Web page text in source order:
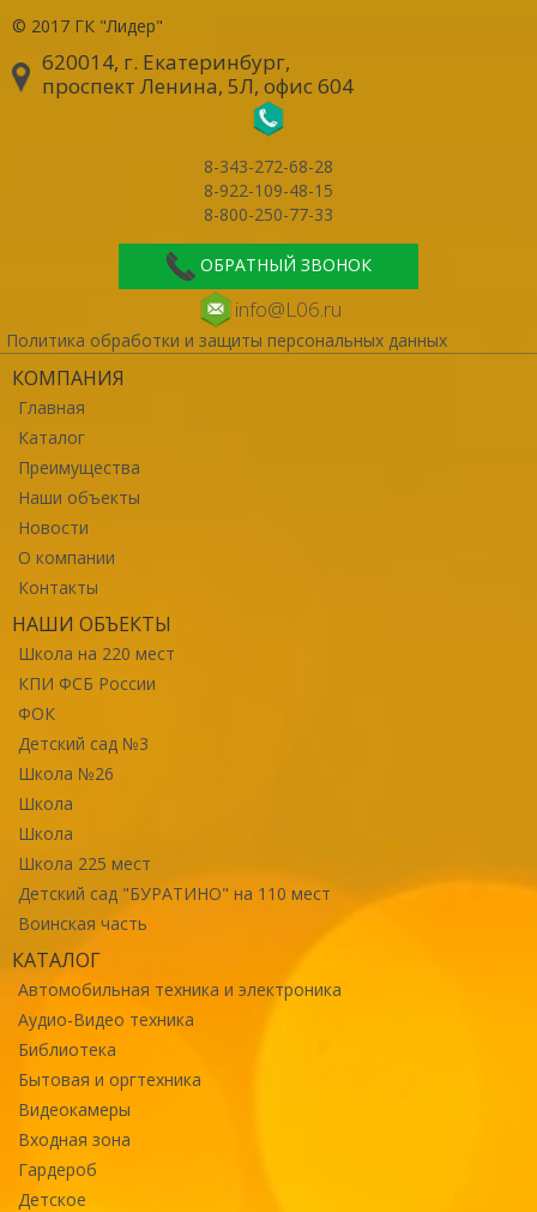
© 2017 ГК "Лидер"
620014, г. Екатеринбург,
проспект Ленина, 5Л, офис 604
8-343-272-68-28
8-922-109-48-15
8-800-250-77-33
ОБРАТНЫЙ ЗВОНОК
info@L06.ru
Политика обработки и защиты персональных данных
КОМПАНИЯ
Главная
Каталог
Преимущества
Наши объекты
Новости
О компании
Контакты
НАШИ ОБЪЕКТЫ
Школа на 220 мест
КПИ ФСБ России
ФОК
Детский сад №3
Школа №26
Школа
Школа
Школа 225 мест
Детский сад "БУРАТИНО" на 110 мест
Воинская часть
КАТАЛОГ
Автомобильная техника и электроника
Аудио-Видео техника
Библиотека
Бытовая и оргтехника
Видеокамеры
Входная зона
Гардероб
Детское